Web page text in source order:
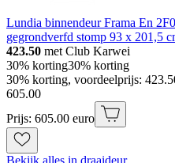
Lundia binnendeur Frama En
gegrondverfd stomp 93 x 201,5
423.50 met Club Karwei
30% korting30% korting
30% korting, voordeelprijs:
605.00
Prijs: 605.00 euro
Bekijk alles in draaideur